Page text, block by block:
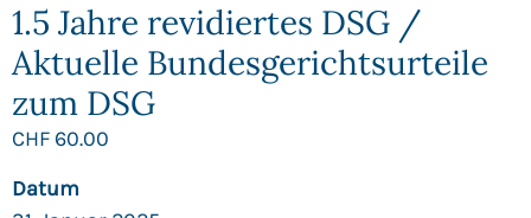
Datum
1.5 Jahre revidiertes DSG /
Aktuelle Bundesgerichts­urteile
zum DSG
CHF 60.00